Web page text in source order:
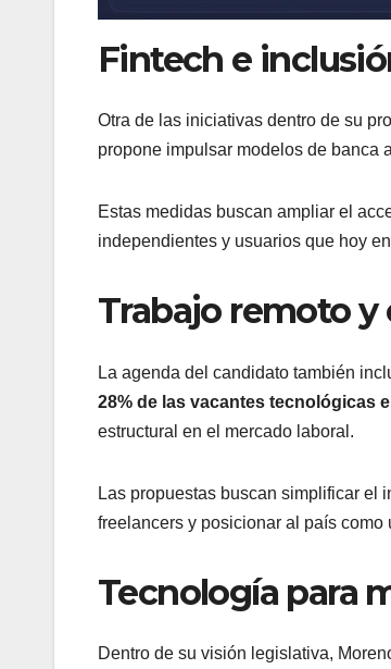
Fintech e
Otra de las iniciativas dentro de su
propone impulsar modelos de banca
Estas medidas buscan ampliar el
independientes y usuarios que hoy
Trabajo remoto
La agenda del candidato también
28% de las vacantes tecnológicas
estructural en el mercado laboral.
Las propuestas buscan simplificar el
freelancers y posicionar al país
Tecnología para
Dentro de su visión legislativa,